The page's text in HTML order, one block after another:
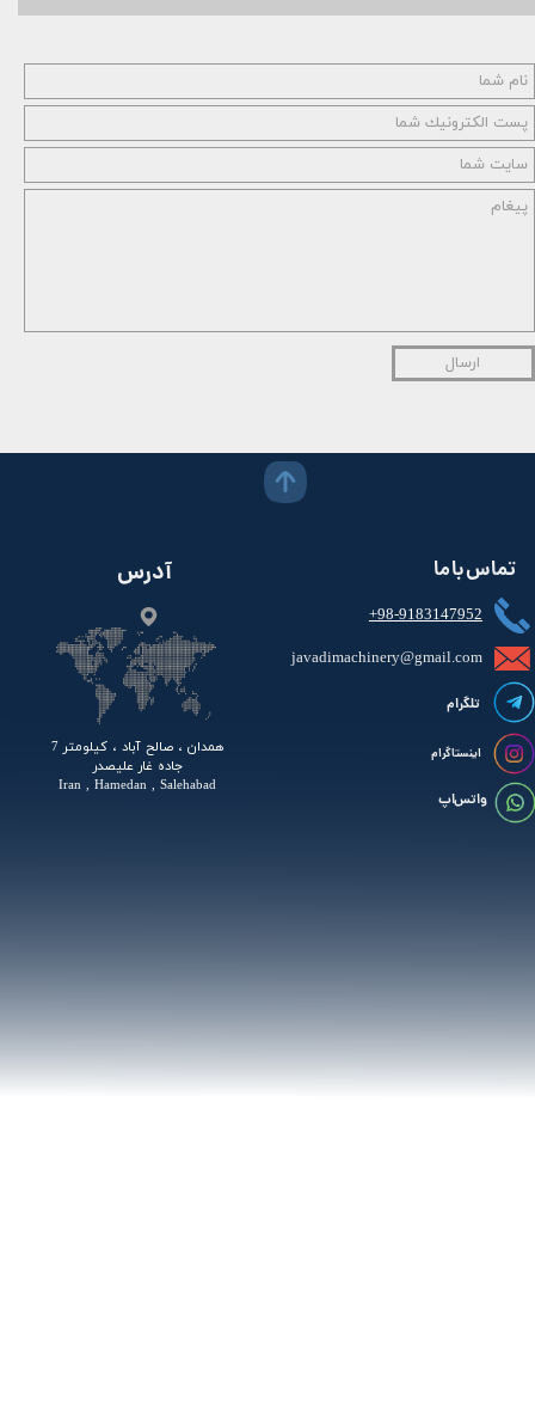
ارسال
+98-9183147952
همدان ، صالح آباد ، کیلومتر 7
جاده غار علیصدر
Iran , Hamedan , Salehabad
آدرس تماس با ما
اینستاگرام
javadimachinery@gmail.com​​​​​​​​
تلگرام
واتس اپ